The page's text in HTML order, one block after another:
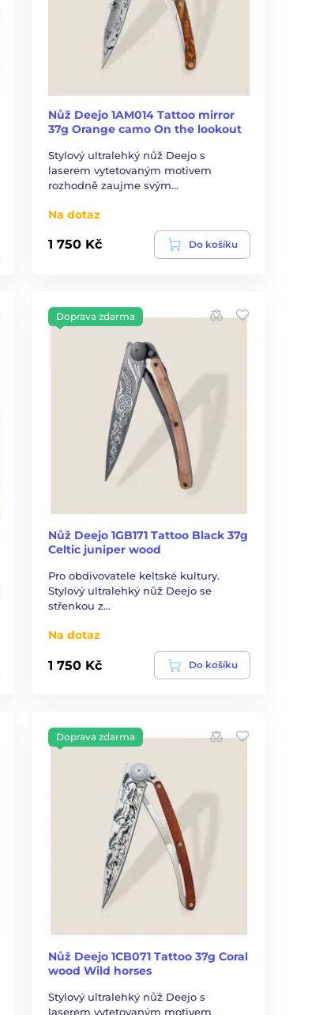
Nůž Deejo 1AM014 Tattoo mirror
37g Orange camo On the lookout
Stylový ultralehký nůž Deejo s
laserem vytetovaným motivem
rozhodně zaujme svým…
Na dotaz
1 750 Kč Do košíku
Doprava zdarma
Nůž Deejo 1GB171 Tattoo Black 37g
Celtic juniper wood
Pro obdivovatele keltské kultury.
Stylový ultralehký nůž Deejo se
střenkou z…
Na dotaz
1 750 Kč Do košíku
Doprava zdarma
Nůž Deejo 1CB071 Tattoo 37g Coral
wood Wild horses
Stylový ultralehký nůž Deejo s
laserem vytetovaným motivem